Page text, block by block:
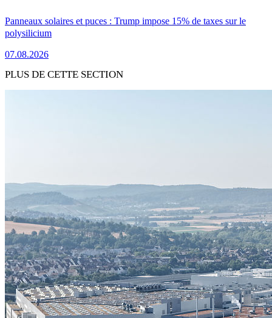
Panneaux solaires et puces : Trump impose 15% de taxes sur le
polysilicium
07.08.2026
PLUS DE CETTE SECTION